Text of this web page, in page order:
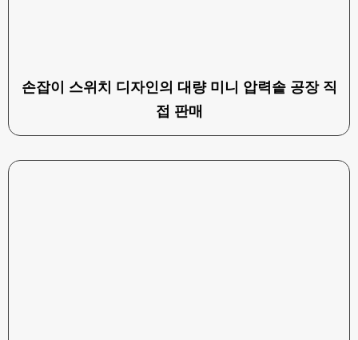
손잡이 스위치 디자인의 대량 미니 압력솥 공장 직
접 판매